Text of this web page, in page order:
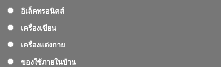
อิเล็คทรอนิคส์
เครื่องเขียน
เครื่องแต่งกาย
ของใช้ภายในบ้าน